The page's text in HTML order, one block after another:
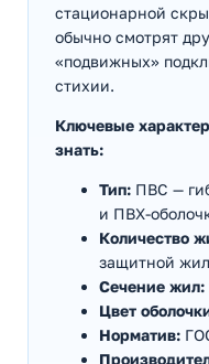
стационарной
обычно смотрят
«подвижных»
стихии.
Ключевые
знать:
Тип: ПВС —
и ПВХ-
Количество
защитной
Сечение жил:
Цвет
Норматив: